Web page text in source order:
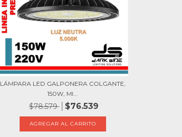
LÁMPARA LED GALPONERA COLGANTE,
150W, MI...
$78.579 $76.539